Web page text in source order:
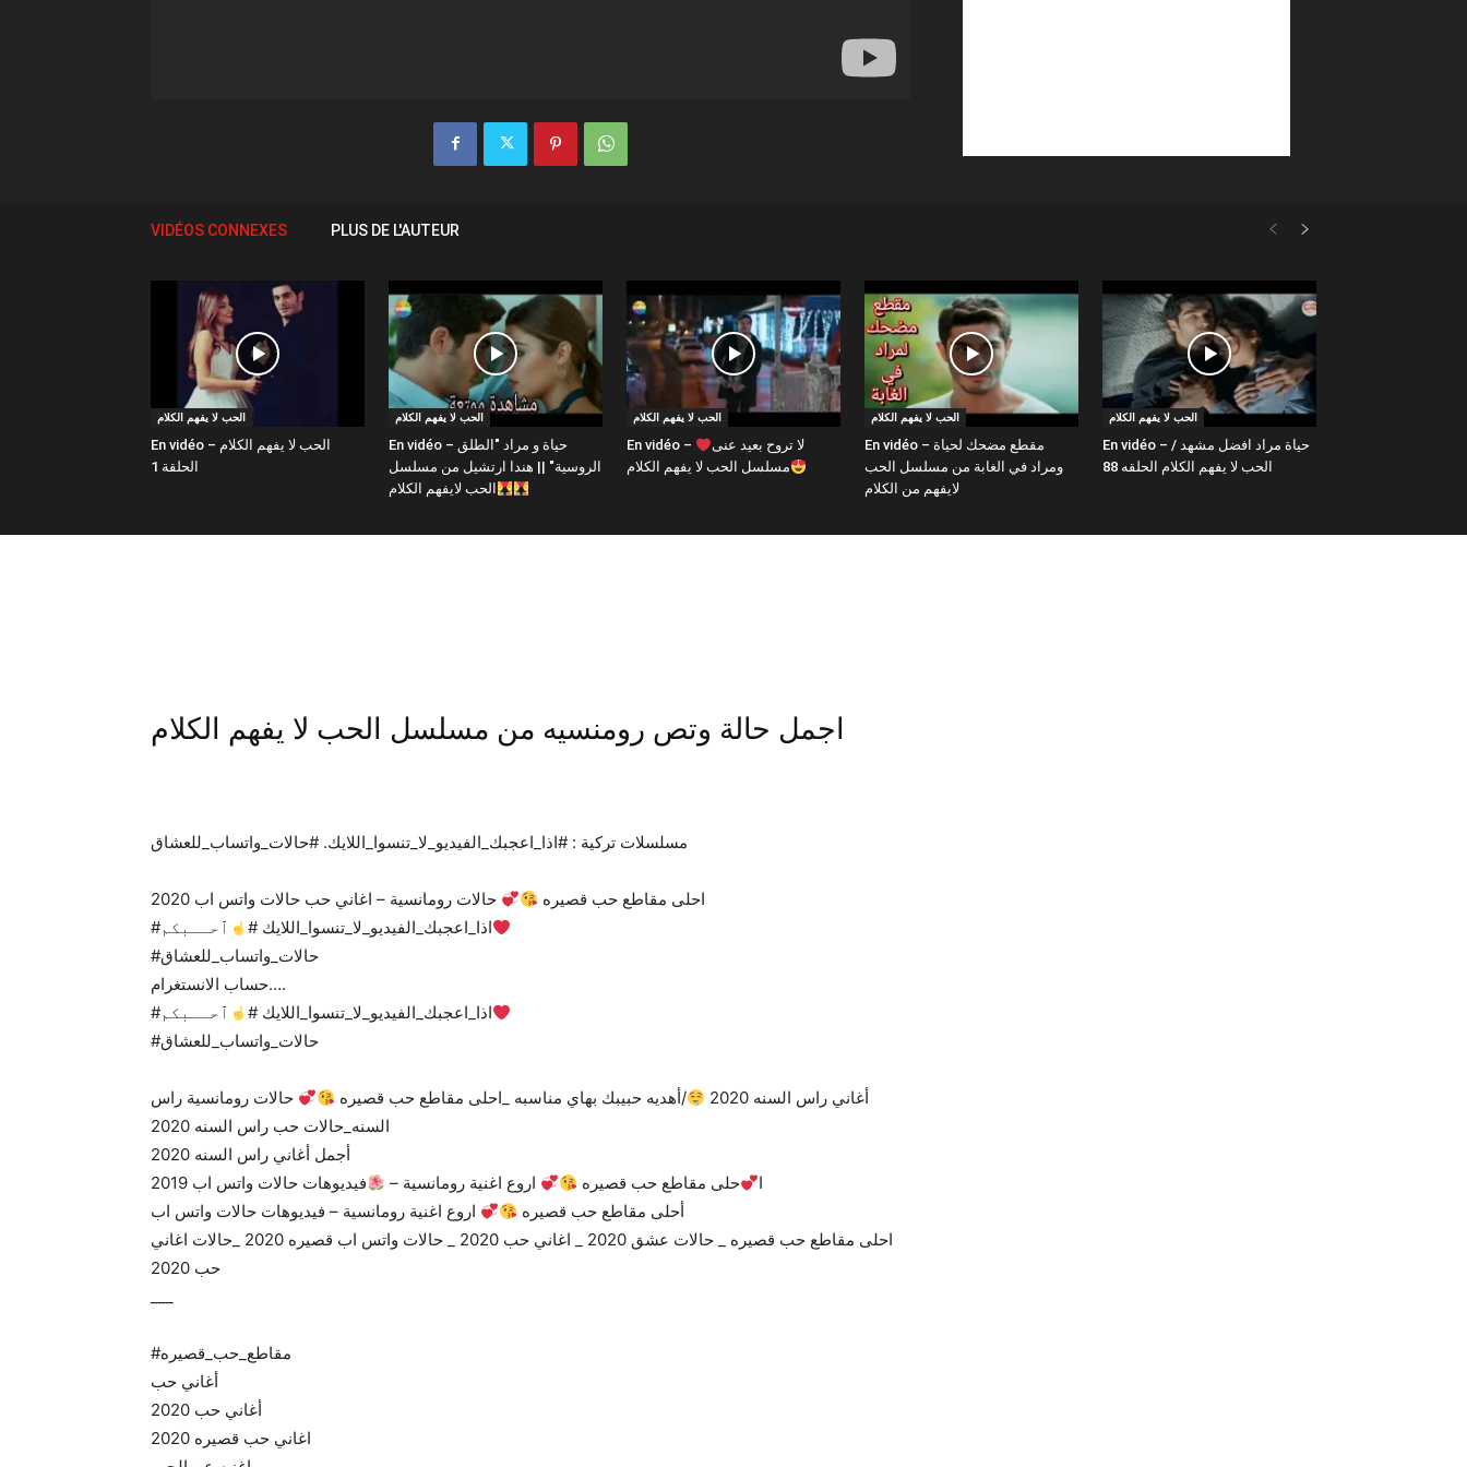
VIDÉOS CONNEXES PLUS DE L'AUTEUR
الحب لا يفهم الكلام
En vidéo – الحب لا يفهم الكلام
الحلقة 1
الحب لا يفهم الكلام
En vidéo – حياة و مراد "الطلق
الروسية" || هندا ارتشيل من مسلسل
الحب لايفهم الكلام
الحب لا يفهم الكلام
En vidéo – لا تروح بعيد عنى
مسلسل الحب لا يفهم الكلام
الحب لا يفهم الكلام
En vidéo – مقطع مضحك لحياة
ومراد في الغابة من مسلسل الحب
لايفهم من الكلام
الحب لا يفهم الكلام
En vidéo – حياة مراد افضل مشهد /
الحب لا يفهم الكلام الحلقه 88
اجمل حالة وتص رومنسيه من مسلسل الحب لا يفهم الكلام
مسلسلات تركية : #اذا_اعجبك_الفيديو_لا_تنسوا_اللايك. #حالات_واتساب_للعشاق
احلى مقاطع حب قصيره
حالات رومانسية – اغاني حب حالات واتس اب 2020
#اذا_اعجبك_الفيديو_لا_تنسوا_اللايك #
ٱحــبكم
#حالات_واتساب_للعشاق
حساب الانستغرام….
#اذا_اعجبك_الفيديو_لا_تنسوا_اللايك #
ٱحــبكم
#حالات_واتساب_للعشاق
أغاني راس السنه 2020 /أهديه حبيبك بهاي مناسبه _احلى مقاطع حب قصيره
حالات رومانسية راس
السنه_حالات حب راس السنه 2020
أجمل أغاني راس السنه 2020
ا
حلى مقاطع حب قصيره اروع اغنية رومانسية –
فيديوهات حالات واتس اب 2019
أحلى مقاطع حب قصيره
اروع اغنية رومانسية – فيديوهات حالات واتس اب
احلى مقاطع حب قصيره _ حالات عشق 2020 _ اغاني حب 2020 _ حالات واتس اب قصيره 2020 _حالات اغاني
حب 2020
#مقاطع_حب_قصيره
أغاني حب
أغاني حب 2020
اغاني حب قصيره 2020